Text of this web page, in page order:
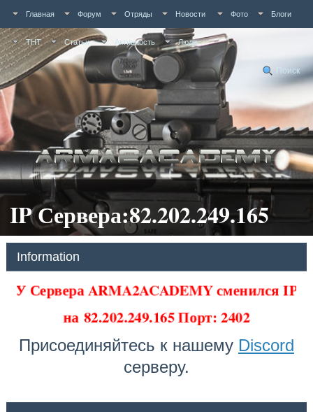
Главная Форум Отряды Новости Фото Блоги
ТНТ Статьи Активность Люди
Поиск
IP Сервера:82.202.249.165
Information
У Сервера ARMA2ACADEMY сменился IP
на 82.202.249.165 Порт: 2402
Присоединяйтесь к нашему Discord
серверу.